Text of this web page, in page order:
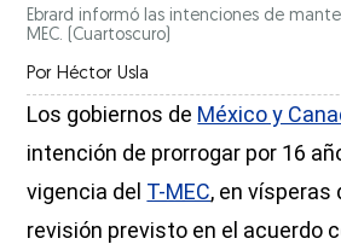
Ebrard informó las intenciones de
MEC.
(Cuartoscuro)
Por Héctor Usla
Los gobiernos de México y
intención de prorrogar por 16
vigencia del T-MEC, en vísperas
revisión previsto en el acuerdo